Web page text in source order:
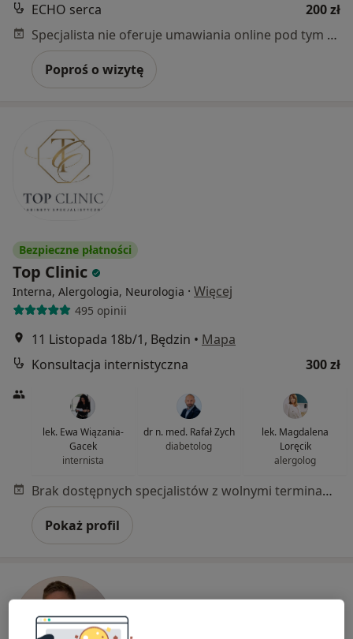
ECHO serca
200 zł
Specjalista nie oferuje umawiania online pod tym adresem.
Poproś o wizytę
Bezpieczne płatności
Top Clinic
Interna, Alergologia, Neurologia · Więcej
495 opinii
11 Listopada 18b/1, Będzin • Mapa
Konsultacja internistyczna
300 zł
lek. Ewa Wiązania-
Gacek
internista
dr n. med. Rafał Zych
diabetolog
lek. Magdalena
Loręcik
alergolog
Brak dostępnych specjalistów z wolnymi terminami w tym centrum medycznym.
Pokaż profil